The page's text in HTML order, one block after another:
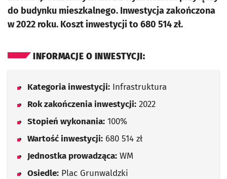
do budynku mieszkalnego. Inwestycja zakończona
w 2022 roku. Koszt inwestycji to 680 514 zł.
INFORMACJE O INWESTYCJI:
Kategoria inwestycji: Infrastruktura
Rok zakończenia inwestycji: 2022
Stopień wykonania: 100%
Wartość inwestycji: 680 514 zł
Jednostka prowadząca: WM
Osiedle: Plac Grunwaldzki